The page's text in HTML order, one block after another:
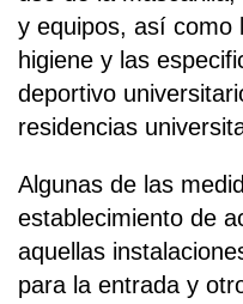
y equipos, así como
higiene y las
deportivo
residencias
Algunas de las
establecimiento de
aquellas
para la entrada y